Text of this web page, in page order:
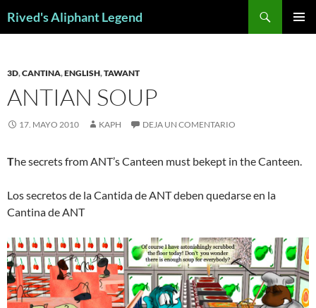
Rived's Aliphant Legend
3D,CANTINA,ENGLISH,TAWANT
ANTIAN SOUP
17. MAYO 2010 KAPH DEJA UN COMENTARIO
The secrets from ANT’s Canteen must bekept in the Canteen.
Los secretos de la Cantida de ANT deben quedarse en la
Cantina de ANT